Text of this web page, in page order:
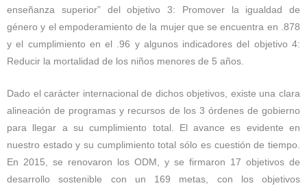
enseñanza superior” del objetivo 3: Promover la igualdad de
género y el empoderamiento de la mujer que se encuentra en .878
y el cumplimiento en el .96 y algunos indicadores del objetivo 4:
Reducir la mortalidad de los niños menores de 5 años.
Dado el carácter internacional de dichos objetivos, existe una clara
alineación de programas y recursos de los 3 órdenes de gobierno
para llegar a su cumplimiento total. El avance es evidente en
nuestro estado y su cumplimiento total sólo es cuestión de tiempo.
En 2015, se renovaron los ODM, y se firmaron 17 objetivos de
desarrollo sostenible con un 169 metas, con los objetivos